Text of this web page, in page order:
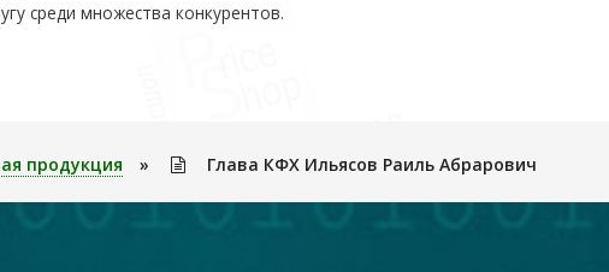
среди множества конкурентов.
продукция » Глава КФХ Ильясов Раиль Абрарович